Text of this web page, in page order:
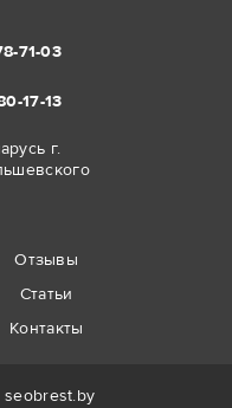
71-03
17-13
г.
Отзывы
Статьи
Контакты
seobrest.by